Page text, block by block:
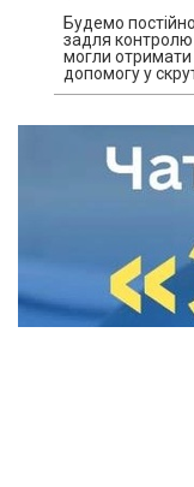
Будемо
задля
могли отримати
допомогу у